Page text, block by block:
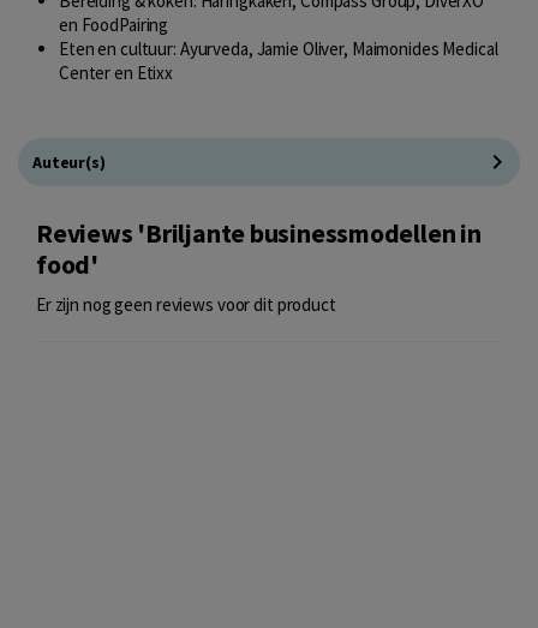
en FoodPairing
Eten en cultuur: Ayurveda, Jamie Oliver, Maimonides Medical
Center en Etixx
Auteur(s)
Reviews 'Briljante businessmodellen in
food'
Er zijn nog geen reviews voor dit product